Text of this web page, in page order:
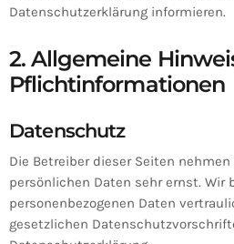
Datenschutzerklärung informieren.
2. Allgemeine
Pflichtinformationen
Datenschutz
Die Betreiber dieser Seiten
persönlichen Daten sehr ernst. Wir
personenbezogenen Daten
gesetzlichen